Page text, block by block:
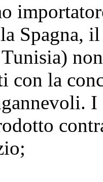
Spagna,
con la
I